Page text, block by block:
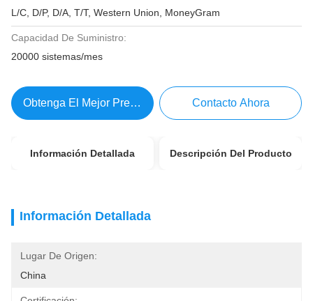
L/C, D/P, D/A, T/T, Western Union, MoneyGram
Capacidad De Suministro:
20000 sistemas/mes
Obtenga El Mejor Precio Contacto Ahora
Información Detallada Descripción Del Producto
Información Detallada
Lugar De Origen:
China